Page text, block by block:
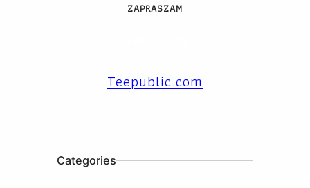
ZAPRASZAM
Teepublic.com
Categories